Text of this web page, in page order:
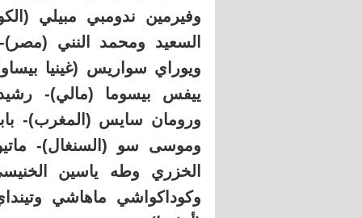
وفيرمين ندومبي مبيلي
السعيد ومحمد النني
ويوراي سواريس (غينيا
ييفس بيسوما (مالي)-
ورومان سايس (المغرب)-
وموسى سو (السنغال)-
الخزري وطه ياسين
وكوداكواشي ماهاشي